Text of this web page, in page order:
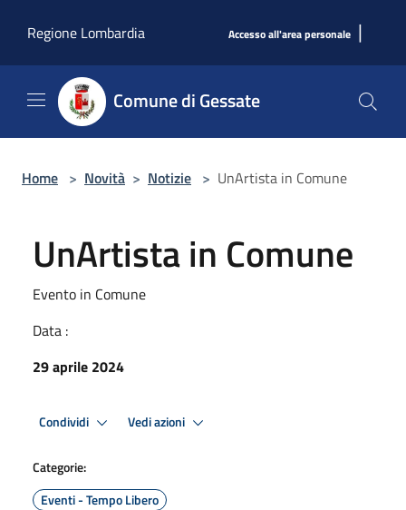
Regione Lombardia
Accesso all'area personale |
Comune di Gessate
Home > Novità > Notizie > UnArtista in Comune
UnArtista in Comune
Evento in Comune
Data :
29 aprile 2024
Condividi Vedi azioni
Categorie:
Eventi - Tempo Libero